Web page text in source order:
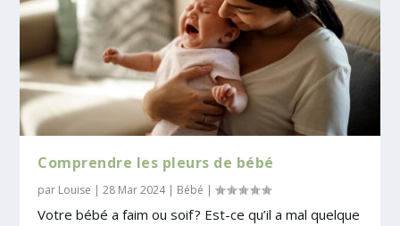
Comprendre les pleurs de bébé
par Louise |28 Mar 2024| Bébé |
Votre bébé a faim ou soif ? Est-ce qu’il a mal quelque